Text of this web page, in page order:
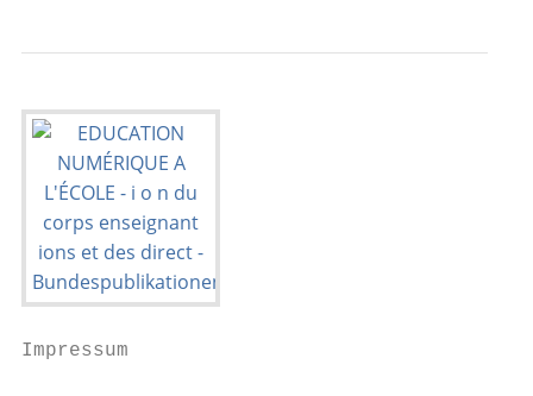
Impressum